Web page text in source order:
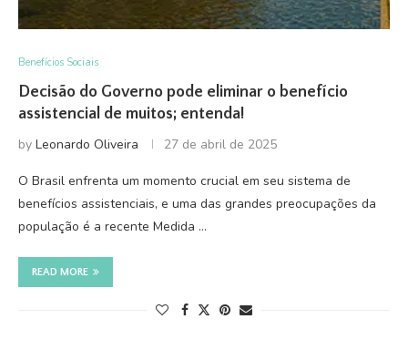
Benefícios Sociais
Decisão do Governo pode eliminar o benefício
assistencial de muitos; entenda!
by Leonardo Oliveira 27 de abril de 2025
O Brasil enfrenta um momento crucial em seu sistema de
benefícios assistenciais, e uma das grandes preocupações da
população é a recente Medida …
READ MORE